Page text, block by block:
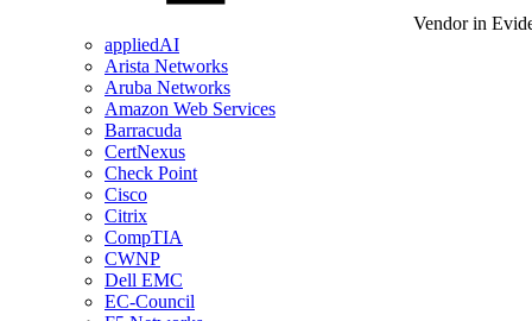
Vendor in
appliedAI
Arista Networks
Aruba Networks
Amazon Web Services
Barracuda
CertNexus
Check Point
Cisco
Citrix
CompTIA
CWNP
Dell EMC
EC-Council